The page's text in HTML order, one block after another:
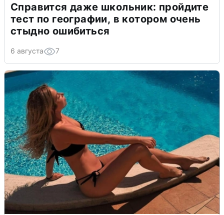
Справится даже школьник: пройдите
тест по географии, в котором очень
стыдно ошибиться
6 августа 7